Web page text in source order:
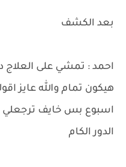
بعد الكشف
احمد : تمشي على العلاج
هيكون تمام والله عايز
اسبوع بس خايف ترجعلي
الدور الكام